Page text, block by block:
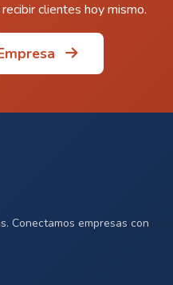
clientes hoy mismo.
Conectamos empresas con